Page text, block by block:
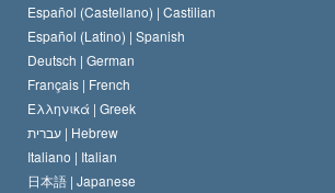
David Miscavige
Español (Castellano) | Castilian
Español (Latino) | Spanish
Deutsch | German
Français | French
Ελληνικά | Greek
עברית | Hebrew
Italiano | Italian
日本語 | Japanese